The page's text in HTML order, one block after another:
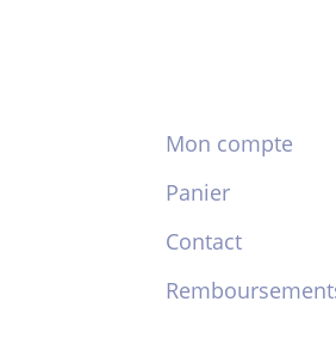
Mon compte
Panier
Contact